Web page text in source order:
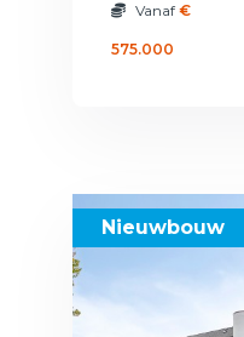
Vanaf €
575.000
Nieuwbouw